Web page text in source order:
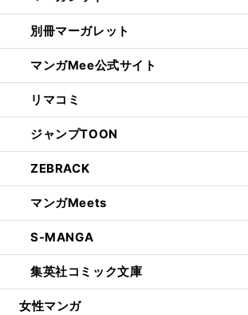
別冊マーガレット
マンガMee公式サイト
リマコミ
ジャンプTOON
ZEBRACK
マンガMeets
S-MANGA
集英社コミック文庫
女性マンガ